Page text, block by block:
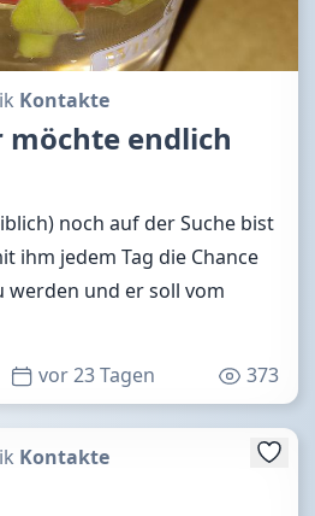
Kontakte
endlich
noch auf der Suche bist
ihm jedem Tag die Chance
werden und er soll vom
vor 23 Tagen 373
Kontakte